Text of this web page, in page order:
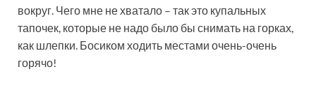
вокруг. Чего мне не хватало – так это купальных
тапочек, которые не надо было бы снимать на горках,
как шлепки. Босиком ходить местами очень-очень
горячо!